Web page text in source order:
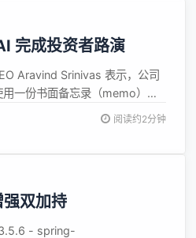
完成投资者路演
Aravind Srinivas 表示，公司
一份书面备忘录（memo）和
接提出任何问题，然后借助
阅读约2分钟
双加持
- spring-